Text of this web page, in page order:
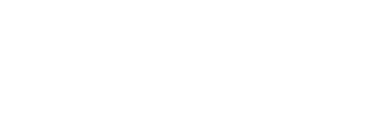
Europa e América Latina.